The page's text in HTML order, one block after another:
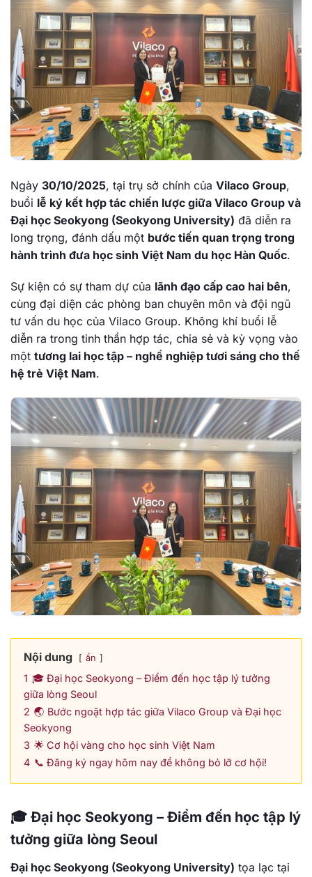
Ngày 30/10/2025, tại trụ sở chính của Vilaco Group,
buổi lễ ký kết hợp tác chiến lược giữa Vilaco Group và
Đại học Seokyong (Seokyong University) đã diễn ra
long trọng, đánh dấu một bước tiến quan trọng trong
hành trình đưa học sinh Việt Nam du học Hàn Quốc.
Sự kiện có sự tham dự của lãnh đạo cấp cao hai bên,
cùng đại diện các phòng ban chuyên môn và đội ngũ
tư vấn du học của Vilaco Group. Không khí buổi lễ
diễn ra trong tinh thần hợp tác, chia sẻ và kỳ vọng vào
một tương lai học tập – nghề nghiệp tươi sáng cho thế
hệ trẻ Việt Nam.
Nội dung ẩn
1 🎓 Đại học Seokyong – Điểm đến học tập lý tưởng
giữa lòng Seoul
2 🌏 Bước ngoặt hợp tác giữa Vilaco Group và Đại học
Seokyong
3 🌟 Cơ hội vàng cho học sinh Việt Nam
4 📞 Đăng ký ngay hôm nay để không bỏ lỡ cơ hội!
🎓 Đại học Seokyong – Điểm đến học tập lý
tưởng giữa lòng Seoul
Đại học Seokyong (Seokyong University) tọa lạc tại